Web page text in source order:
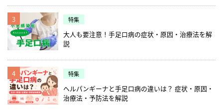
3 特集
大人も要注意！手足口病の症状・原因・治療法を解
説
4 特集
ヘルパンギーナと手足口病の違いは？ 症状・原因・
治療法・予防法を解説